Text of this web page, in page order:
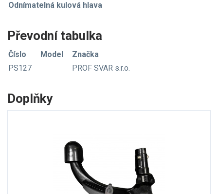
Odnímatelná kulová hlava
Převodní tabulka
Číslo Model
Značka
PS127
PROF SVAR s.r.o.
Doplňky